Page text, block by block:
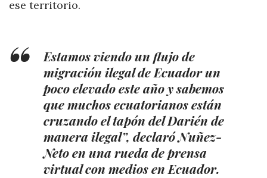
ese territorio.
Estamos viendo un flujo de
migración ilegal de Ecuador un
poco elevado este año y sabemos
que muchos ecuatorianos están
cruzando el tapón del Darién de
manera ilegal”, declaró Nuñez-
Neto en una rueda de prensa
virtual con medios en Ecuador.